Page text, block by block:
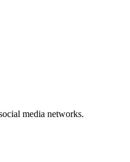
media networks.